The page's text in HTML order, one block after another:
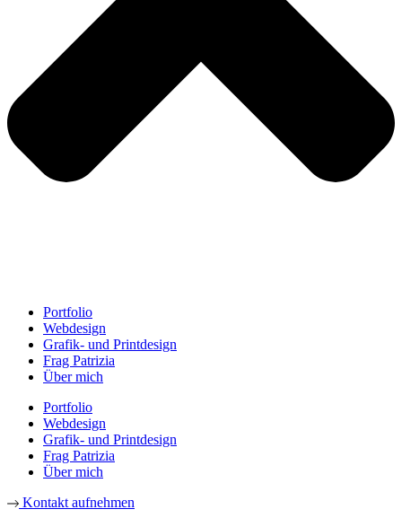
Portfolio
Webdesign
Grafik- und Printdesign
Frag Patrizia
Über mich
Portfolio
Webdesign
Grafik- und Printdesign
Frag Patrizia
Über mich
Kontakt aufnehmen